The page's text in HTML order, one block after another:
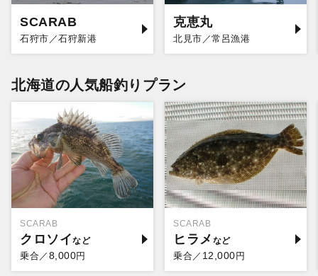
SCARAB
石狩市／石狩新港
克恵丸
北見市／常呂漁港
北海道の人気船釣りプラン
SCARAB
クロソイ
乗合／ 8,000円
SCARAB
ヒラメ
乗合／ 12,000円